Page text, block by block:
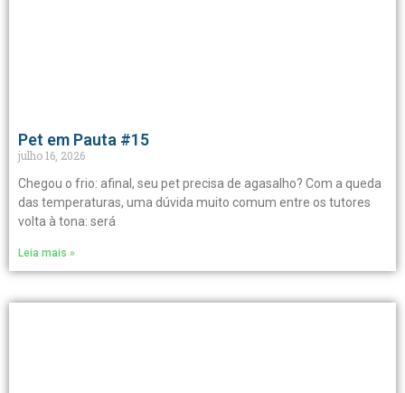
Pet em Pauta #15
julho 16, 2026
Chegou o frio: afinal, seu pet precisa de agasalho? Com a queda
das temperaturas, uma dúvida muito comum entre os tutores
volta à tona: será
Leia mais »